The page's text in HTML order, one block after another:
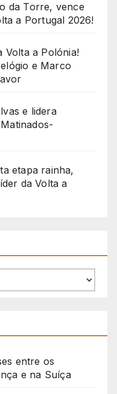
da Torre, vence
a Portugal 2026!
Volta a Polónia!
e Marco
e lidera
etapa rainha,
da Volta a
entre os
e na Suíça